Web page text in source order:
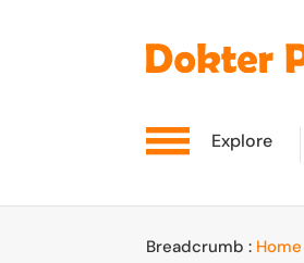
Explore
Breadcrumb : Home